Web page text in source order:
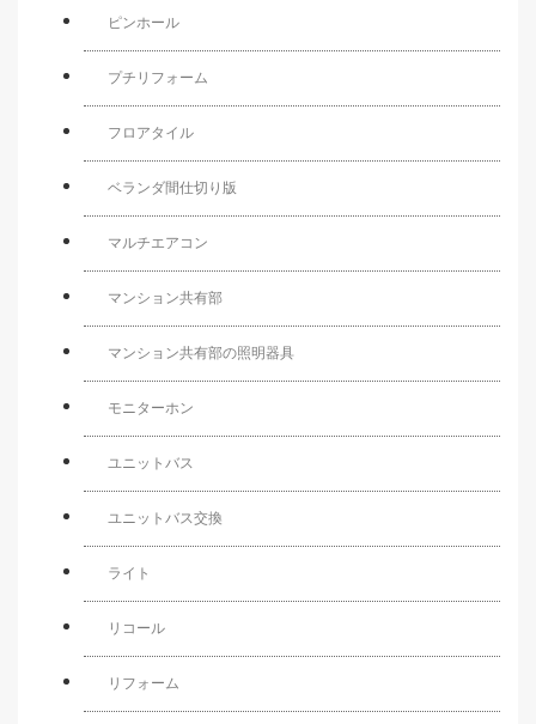
ピンホール
プチリフォーム
フロアタイル
ベランダ間仕切り版
マルチエアコン
マンション共有部
マンション共有部の照明器具
モニターホン
ユニットバス
ユニットバス交換
ライト
リコール
リフォーム